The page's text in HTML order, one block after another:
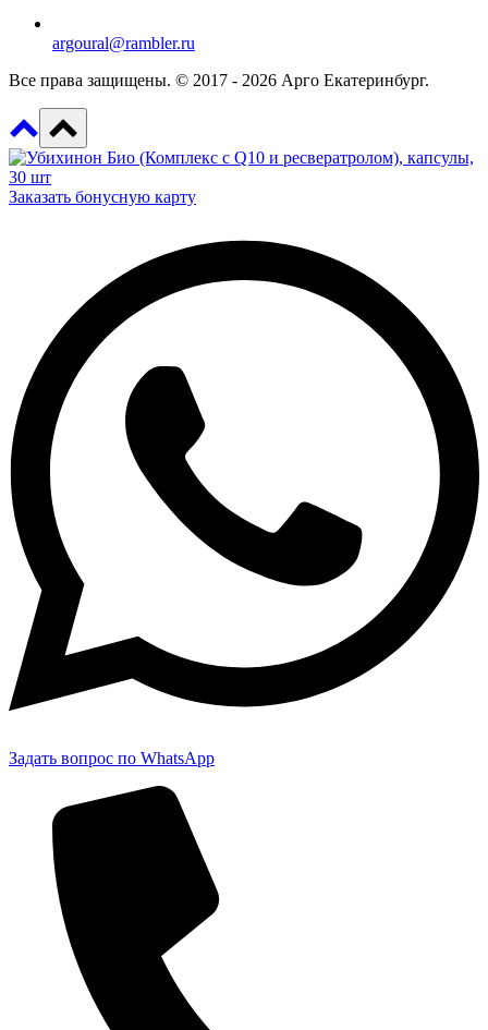
argoural@rambler.ru
Все права защищены. © 2017 - 2026 Арго Екатеринбург.
Заказать бонусную карту
Задать вопрос по WhatsApp